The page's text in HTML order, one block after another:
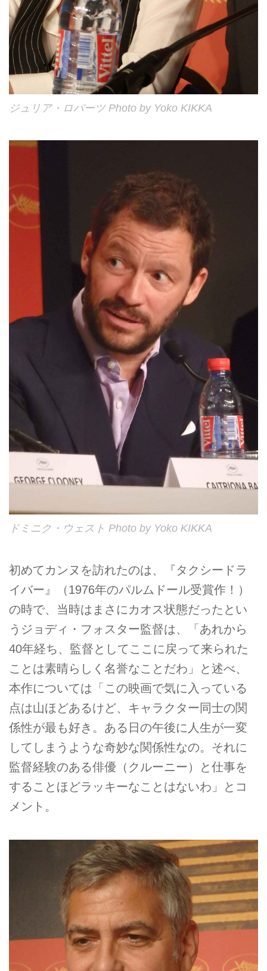
ジュリア・ロバーツ Photo by Yoko KIKKA
ドミニク・ウェスト Photo by Yoko KIKKA
初めてカンヌを訪れたのは、『タクシードラ
イバー』（1976年のパルムドール受賞作！）
の時で、当時はまさにカオス状態だったとい
うジョディ・フォスター監督は、「あれから
40年経ち、監督としてここに戻って来られた
ことは素晴らしく名誉なことだわ」と述べ、
本作については「この映画で気に入っている
点は山ほどあるけど、キャラクター同士の関
係性が最も好き。ある日の午後に人生が一変
してしまうような奇妙な関係性なの。それに
監督経験のある俳優（クルーニー）と仕事を
することほどラッキーなことはないわ」とコ
メント。